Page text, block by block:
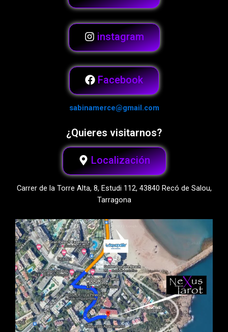
instagram
Facebook
sabinamerce@gmail.com
¿Quieres visitarnos?
Localización
Carrer de la Torre Alta, 8, Estudi 112, 43840 Recó de Salou,
Tarragona